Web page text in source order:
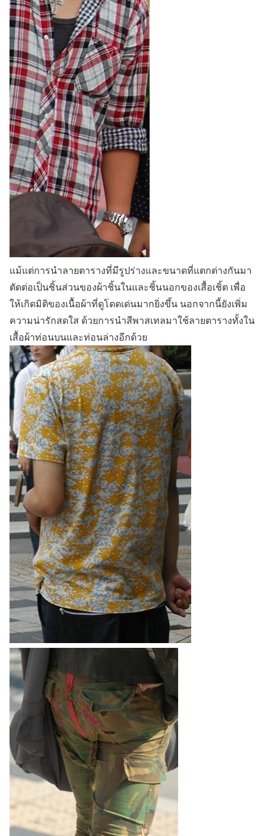
แม้แต่การนำลายตารางที่มีรูปร่างและขนาดที่แตกต่างกันมา
ตัดต่อเป็นชิ้นส่วนของผ้าชิ้นในและชิ้นนอกของเสื้อเชิ้ต เพื่อ
ให้เกิดมิติของเนื้อผ้าที่ดูโดดเด่นมากยิ่งขึ้น นอกจากนี้ยังเพิ่ม
ความน่ารักสดใส ด้วยการนำสีพาสเทลมาใช้ลายตารางทั้งใน
เสื้อผ้าท่อนบนและท่อนล่างอีกด้วย